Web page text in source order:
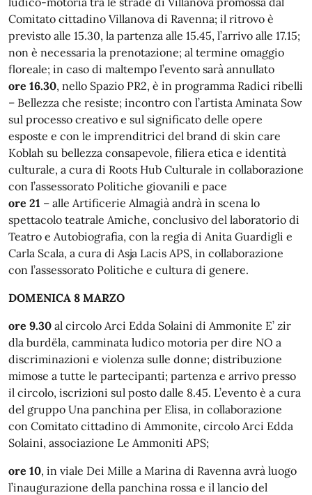
Comitato cittadino Villanova di Ravenna; il ritrovo è
previsto alle 15.30, la partenza alle 15.45, l’arrivo alle 17.15;
non è necessaria la prenotazione; al termine omaggio
floreale; in caso di maltempo l’evento sarà annullato
ore 16.30, nello Spazio PR2, è in programma Radici ribelli
– Bellezza che resiste; incontro con l’artista Aminata Sow
sul processo creativo e sul significato delle opere
esposte e con le imprenditrici del brand di skin care
Koblah su bellezza consapevole, filiera etica e identità
culturale, a cura di Roots Hub Culturale in collaborazione
con l’assessorato Politiche giovanili e pace
ore 21 – alle Artificerie Almagià andrà in scena lo
spettacolo teatrale Amiche, conclusivo del laboratorio di
Teatro e Autobiografia, con la regia di Anita Guardigli e
Carla Scala, a cura di Asja Lacis APS, in collaborazione
con l’assessorato Politiche e cultura di genere.
DOMENICA 8 MARZO
ore 9.30 al circolo Arci Edda Solaini di Ammonite E’ zir
dla burdëla, camminata ludico motoria per dire NO a
discriminazioni e violenza sulle donne; distribuzione
mimose a tutte le partecipanti; partenza e arrivo presso
il circolo, iscrizioni sul posto dalle 8.45. L’evento è a cura
del gruppo Una panchina per Elisa, in collaborazione
con Comitato cittadino di Ammonite, circolo Arci Edda
Solaini, associazione Le Ammoniti APS;
ore 10, in viale Dei Mille a Marina di Ravenna avrà luogo
l’inaugurazione della panchina rossa e il lancio del